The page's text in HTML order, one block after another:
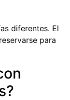
diferentes. El
para